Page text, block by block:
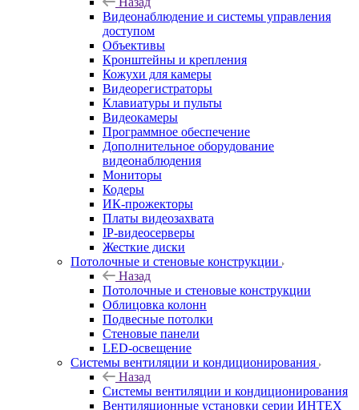
Видеонаблюдение и системы управления
доступом
Объективы
Кронштейны и крепления
Кожухи для камеры
Видеорегистраторы
Клавиатуры и пульты
Видеокамеры
Программное обеспечение
Дополнительное оборудование
видеонаблюдения
Мониторы
Кодеры
ИК-прожекторы
Платы видеозахвата
IP-видеосерверы
Жесткие диски
Потолочные и стеновые конструкции
Назад
Потолочные и стеновые конструкции
Облицовка колонн
Подвесные потолки
Стеновые панели
LED-освещение
Системы вентиляции и кондиционирования
Назад
Системы вентиляции и кондиционирования
Вентиляционные установки серии ИНТЕХ